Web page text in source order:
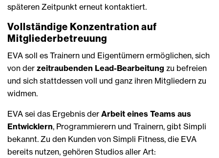
späteren Zeitpunkt erneut kontaktiert.
Vollständige Konzentration auf
Mitgliederbetreuung
EVA soll es Trainern und Eigentümern ermöglichen, sich
von der zeitraubenden Lead-Bearbeitung zu befreien
und sich stattdessen voll und ganz ihren Mitgliedern zu
widmen.
EVA sei das Ergebnis der Arbeit eines Teams aus
Entwicklern, Programmierern und Trainern, gibt Simpli
bekannt. Zu den Kunden von Simpli Fitness, die EVA
bereits nutzen, gehören Studios aller Art: